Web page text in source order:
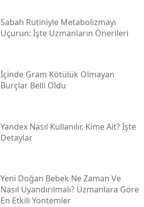
Sabah Rutiniyle Metabolizmayı
Uçurun: İşte Uzmanların Önerileri
İçinde Gram Kötülük Olmayan
Burçlar Belli Oldu
Yandex Nasıl Kullanılır, Kime Ait? İşte
Detaylar
Yeni Doğan Bebek Ne Zaman Ve
Nasıl Uyandırılmalı? Uzmanlara Göre
En Etkili Yöntemler